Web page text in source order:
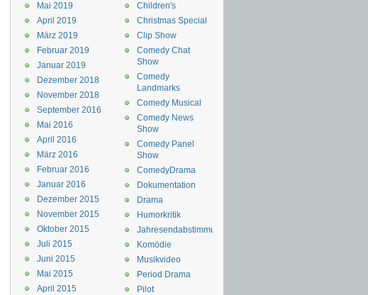
Children's
Christmas Special
Clip Show
Comedy Chat
Show
Comedy
Landmarks
Comedy Musical
Comedy News
Show
Comedy Panel
Show
ComedyDrama
Dokumentation
Drama
Humorkritik
Jahresendabstimmung
Komödie
Musikvideo
Period Drama
Pilot
Mai 2019
April 2019
März 2019
Februar 2019
Januar 2019
Dezember 2018
November 2018
September 2016
Mai 2016
April 2016
März 2016
Februar 2016
Januar 2016
Dezember 2015
November 2015
Oktober 2015
Juli 2015
Juni 2015
Mai 2015
April 2015